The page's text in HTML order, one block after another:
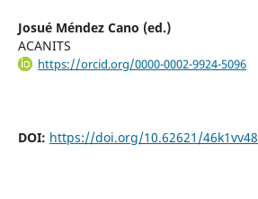
Josué Méndez Cano (ed.)
ACANITS
https://orcid.org/0000-0002-9924-5096
DOI: https://doi.org/10.62621/46k1vv48